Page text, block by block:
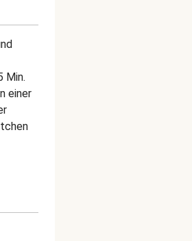
Min.
einer